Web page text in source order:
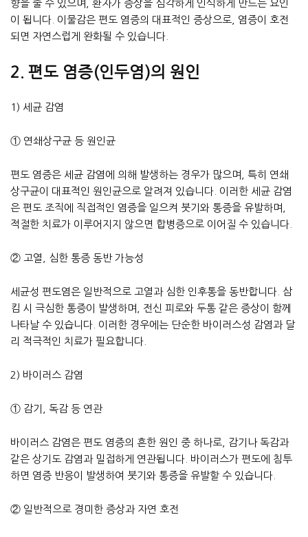
향을 줄 수 있으며, 환자가 증상을 심각하게 인식하게 만드는 요인
이 됩니다. 이물감은 편도 염증의 대표적인 증상으로, 염증이 호전
되면 자연스럽게 완화될 수 있습니다.
2. 편도 염증(인두염)의 원인
1) 세균 감염
① 연쇄상구균 등 원인균
편도 염증은 세균 감염에 의해 발생하는 경우가 많으며, 특히 연쇄
상구균이 대표적인 원인균으로 알려져 있습니다. 이러한 세균 감염
은 편도 조직에 직접적인 염증을 일으켜 붓기와 통증을 유발하며,
적절한 치료가 이루어지지 않으면 합병증으로 이어질 수 있습니다.
② 고열, 심한 통증 동반 가능성
세균성 편도염은 일반적으로 고열과 심한 인후통을 동반합니다. 삼
킴 시 극심한 통증이 발생하며, 전신 피로와 두통 같은 증상이 함께
나타날 수 있습니다. 이러한 경우에는 단순한 바이러스성 감염과 달
리 적극적인 치료가 필요합니다.
2) 바이러스 감염
① 감기, 독감 등 연관
바이러스 감염은 편도 염증의 흔한 원인 중 하나로, 감기나 독감과
같은 상기도 감염과 밀접하게 연관됩니다. 바이러스가 편도에 침투
하면 염증 반응이 발생하여 붓기와 통증을 유발할 수 있습니다.
② 일반적으로 경미한 증상과 자연 호전